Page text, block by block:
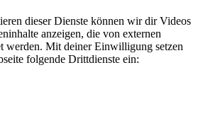
dieser Dienste können wir dir Videos
anzeigen, die von externen
werden. Mit deiner Einwilligung setzen
folgende Drittdienste ein: